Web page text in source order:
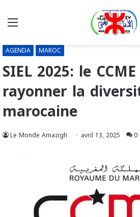
AGENDA MAROC
SIEL 2025: le
rayonner la
marocaine
Le Monde Amazigh avril 13, 2025 0